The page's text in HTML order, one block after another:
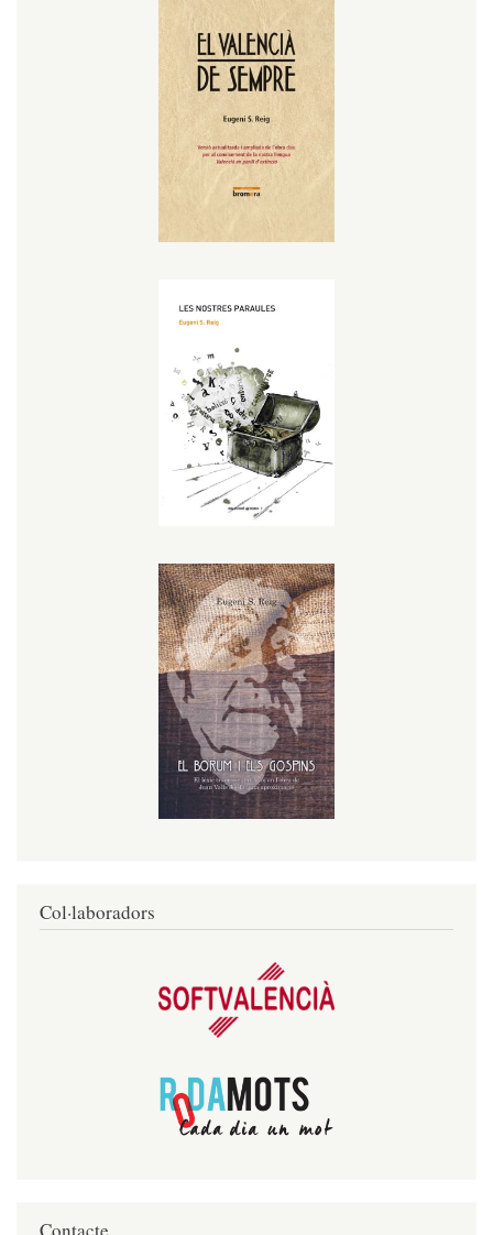
Col·laboradors